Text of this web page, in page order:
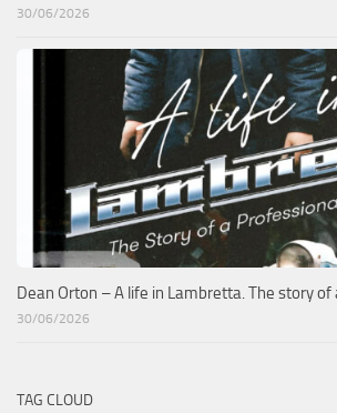
30/06/2026
Dean Orton – A life in Lambretta. The story
30/06/2026
TAG CLOUD